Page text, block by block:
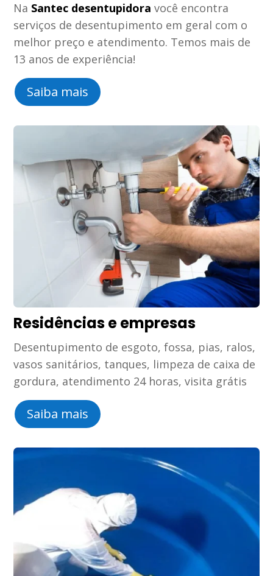
Na Santec desentupidora você encontra
serviços de desentupimento em geral com o
melhor preço e atendimento. Temos mais de
13 anos de experiência!
Saiba mais
Residências e empresas
Desentupimento de esgoto, fossa, pias, ralos,
vasos sanitários, tanques, limpeza de caixa de
gordura, atendimento 24 horas, visita grátis
Saiba mais